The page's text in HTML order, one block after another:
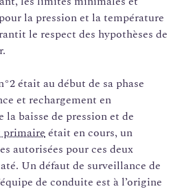
la pression et la température
le respect des hypothèses de
était au début de sa phase
et rechargement en
baisse de pression et de
était en cours, un
autorisées pour ces deux
Un défaut de surveillance de
de conduite est à l’origine